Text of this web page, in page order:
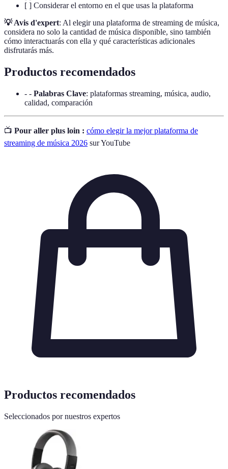
[ ] Considerar el entorno en el que usas la plataforma
💡 Avis d'expert: Al elegir una plataforma de streaming de música,
considera no solo la cantidad de música disponible, sino también
cómo interactuarás con ella y qué características adicionales
disfrutarás más.
Productos recomendados
- - Palabras Clave: plataformas streaming, música, audio,
calidad, comparación
📺 Pour aller plus loin : cómo elegir la mejor plataforma de
streaming de música 2026 sur YouTube
Productos recomendados
Seleccionados por nuestros expertos